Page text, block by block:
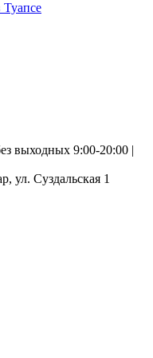
Туапсе
выходных 9:00-20:00 |
ул. Суздальская 1